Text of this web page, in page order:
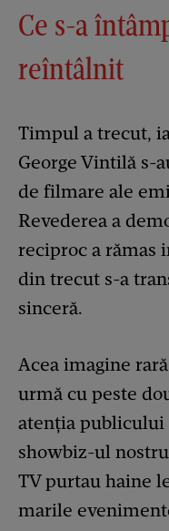
Ce s-a
reîntâlnit
Timpul a trecut,
George Vintilă s-
de filmare ale
Revederea a
reciproc a rămas
din trecut s-a
sinceră.
Acea imagine
urmă cu peste
atenția
showbiz-ul
TV purtau haine
marile